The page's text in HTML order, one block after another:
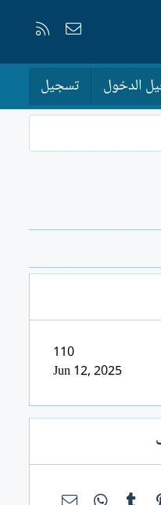
إتصل بنا
الدخول تسجيل
110
Jun 12, 2025